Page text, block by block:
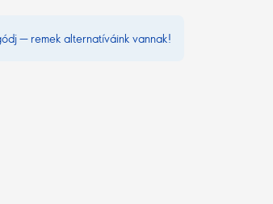
— remek alternatíváink vannak!